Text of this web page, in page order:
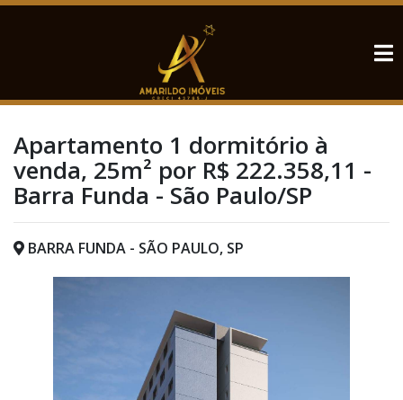
Apartamento 1 dormitório à
venda, 25m² por R$ 222.358,11 -
Barra Funda - São Paulo/SP
BARRA FUNDA - SÃO PAULO, SP